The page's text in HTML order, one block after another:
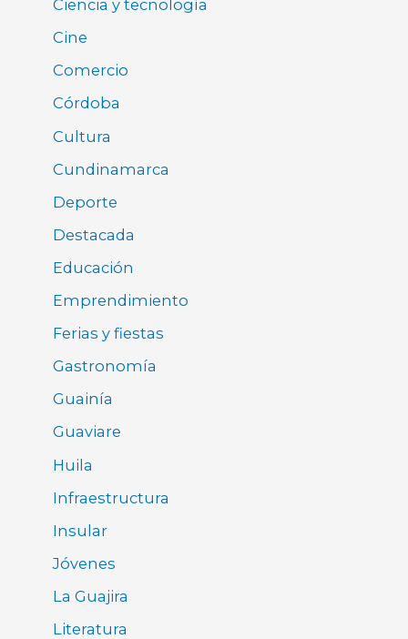
Ciencia y tecnología
Cine
Comercio
Córdoba
Cultura
Cundinamarca
Deporte
Destacada
Educación
Emprendimiento
Ferias y fiestas
Gastronomía
Guainía
Guaviare
Huila
Infraestructura
Insular
Jóvenes
La Guajira
Literatura